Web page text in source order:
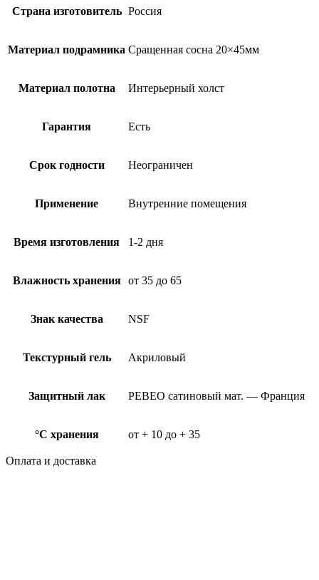
Страна изготовитель Россия
Материал подрамника Сращенная сосна 20×45мм
Материал полотна Интерьерный холст
Гарантия Есть
Срок годности Неограничен
Применение Внутренние помещения
Время изготовления 1-2 дня
Влажность хранения от 35 до 65
Знак качества NSF
Текстурный гель Акриловый
Защитный лак PEBEO сатиновый мат. — Франция
°C хранения от + 10 до + 35
Оплата и доставка